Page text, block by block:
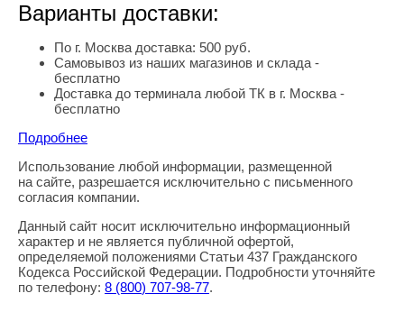
Варианты доставки:
По г. Москва доставка: 500 руб.
Самовывоз из наших магазинов и склада -
бесплатно
Доставка до терминала любой ТК в г. Москва -
бесплатно
Подробнее
Правовая информация
Использование любой информации, размещенной
на сайте, разрешается исключительно с письменного
согласия компании.
Данный сайт носит исключительно информационный
характер и не является публичной офертой,
определяемой положениями Статьи 437 Гражданского
Кодекса Российской Федерации. Подробности уточняйте
по телефону: 8 (800) 707-98-77.